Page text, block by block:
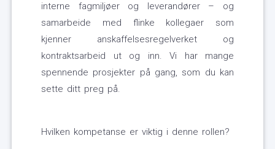
interne fagmiljøer og leverandører – og
samarbeide med flinke kollegaer som
kjenner anskaffelsesregelverket og
kontraktsarbeid ut og inn. Vi har mange
spennende prosjekter på gang, som du kan
sette ditt preg på.
Hvilken kompetanse er viktig i denne rollen?